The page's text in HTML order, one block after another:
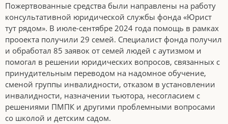
Пожертвованные средства были направлены на работу
консультативной юридической службы фонда «Юрист
тут рядом». В июле-сентябре 2024 года помощь в рамках
прооекта получили 29 семей. Специалист фонда получил
и обработал 85 заявок от семей людей с аутизмом и
помогал в решении юридических вопросов, связанных с
принудительным переводом на надомное обучение,
сменой группы инвалидности, отказом в установлении
инвалидности, назначении тьютора, несогласием с
решениями ПМПК и другими проблемными вопросами
со школой и детским садом.